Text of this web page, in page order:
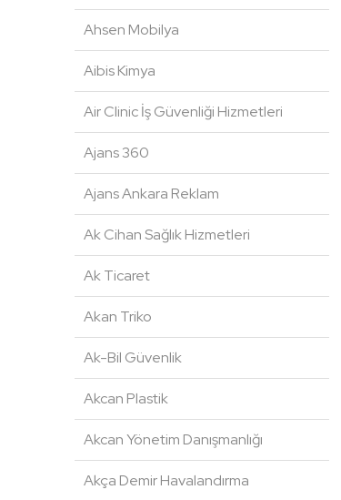
Ahsen Mobilya
Aibis Kimya
Air Clinic İş Güvenliği Hizmetleri
Ajans 360
Ajans Ankara Reklam
Ak Cihan Sağlık Hizmetleri
Ak Ticaret
Akan Triko
Ak-Bil Güvenlik
Akcan Plastik
Akcan Yönetim Danışmanlığı
Akça Demir Havalandırma